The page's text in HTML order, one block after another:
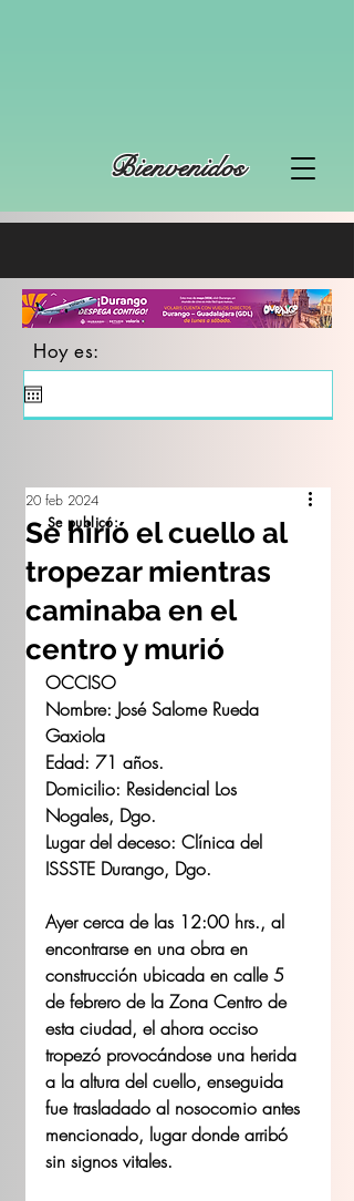
Bienvenidos
Hoy es:
Se hirió el cuello al
tropezar mientras
caminaba en el
centro y murió
20 feb 2024
OCCISO
Nombre: José Salome Rueda
Gaxiola
Edad: 71 años.
Domicilio: Residencial Los
Nogales, Dgo.
Lugar del deceso: Clínica del
ISSSTE Durango, Dgo.
Ayer cerca de las 12:00 hrs., al
encontrarse en una obra en
construcción ubicada en calle 5
de febrero de la Zona Centro de
esta ciudad, el ahora occiso
tropezó provocándose una herida
a la altura del cuello, enseguida
fue trasladado al nosocomio antes
mencionado, lugar donde arribó
sin signos vitales.
Se publicó: